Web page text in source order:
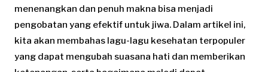
menenangkan dan penuh makna bisa menjadi
pengobatan yang efektif untuk jiwa. Dalam artikel ini,
kita akan membahas lagu-lagu kesehatan terpopuler
yang dapat mengubah suasana hati dan memberikan